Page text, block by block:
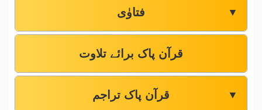
فتاوٰی ▼
قرآن پاک برائے تلاوت
قرآن پاک تراجم ▼